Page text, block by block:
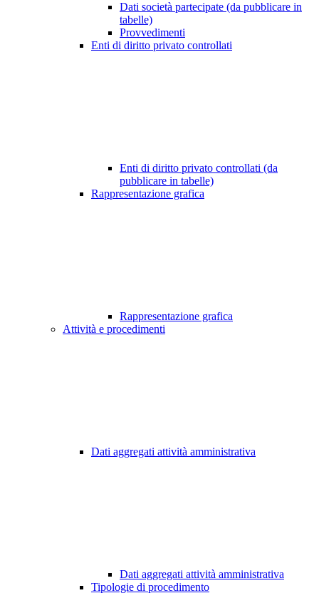
Dati società partecipate (da pubblicare in
tabelle)
Provvedimenti
Enti di diritto privato controllati
Enti di diritto privato controllati (da
pubblicare in tabelle)
Rappresentazione grafica
Rappresentazione grafica
Attività e procedimenti
Dati aggregati attività amministrativa
Dati aggregati attività amministrativa
Tipologie di procedimento